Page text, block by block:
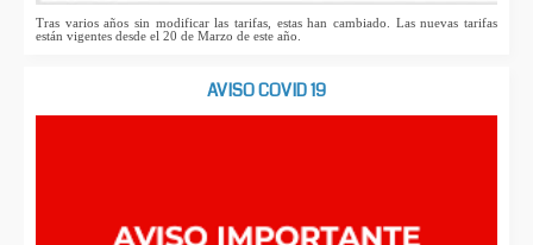
Tras varios años sin modificar las tarifas, estas han cambiado. Las nuevas tarifas
están vigentes desde el 20 de Marzo de este año.
AVISO COVID 19